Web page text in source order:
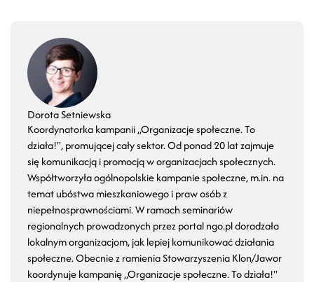
Dorota Setniewska
Koordynatorka kampanii „Organizacje społeczne. To
działa!", promującej cały sektor. Od ponad 20 lat zajmuje
się komunikacją i promocją w organizacjach społecznych.
Współtworzyła ogólnopolskie kampanie społeczne, m.in. na
temat ubóstwa mieszkaniowego i praw osób z
niepełnosprawnościami. W ramach seminariów
regionalnych prowadzonych przez portal ngo.pl doradzała
lokalnym organizacjom, jak lepiej komunikować działania
społeczne. Obecnie z ramienia Stowarzyszenia Klon/Jawor
koordynuje kampanię „Organizacje społeczne. To działa!"